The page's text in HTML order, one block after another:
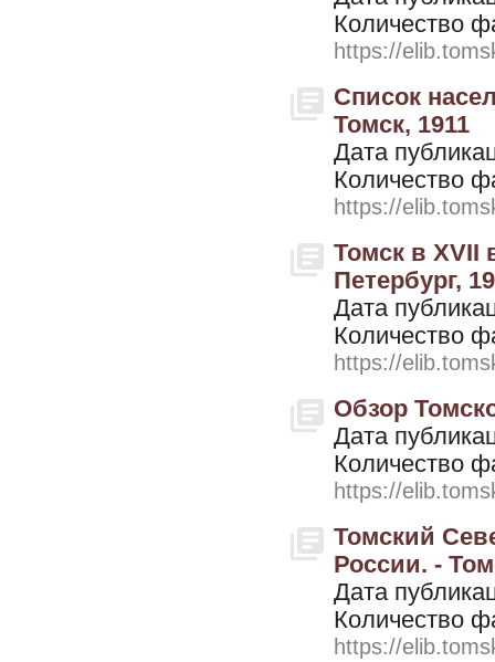
Количество
https://
Список
Томск, 1911
Дата
Количество
https://
Томск в XVII
Петербург,
Дата
Количество
https://
Обзор
Дата
Количество
https://
Томский
России. -
Дата
Количество
https://